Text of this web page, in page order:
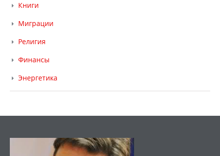
Книги
Миграции
Религия
Финансы
Энергетика